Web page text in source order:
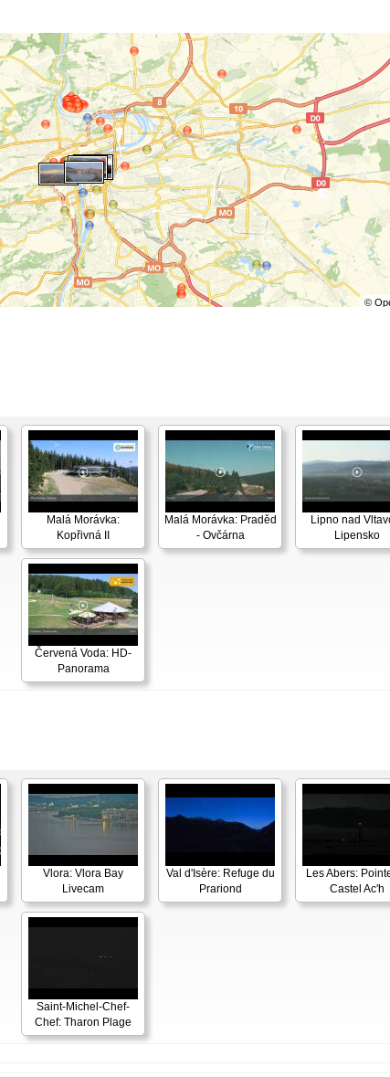
©
Malá Morávka:
Kopřivná II
Malá Morávka: Praděd
- Ovčárna
Lipno nad
Lipensko
Červená Voda: HD-
Panorama
Vlora: Vlora Bay
Livecam
Val d'Isère: Refuge du
Prariond
Les Abers:
Castel Ac'h
Saint-Michel-Chef-
Chef: Tharon Plage